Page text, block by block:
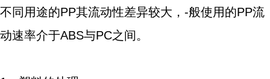
不同用途的PP其流动性差异较大，-般使用的PP流
动速率介于ABS与PC之间。